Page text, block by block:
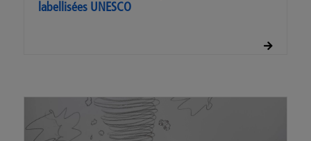
labellisées UNESCO